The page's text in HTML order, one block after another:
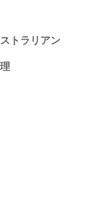
トラリアン